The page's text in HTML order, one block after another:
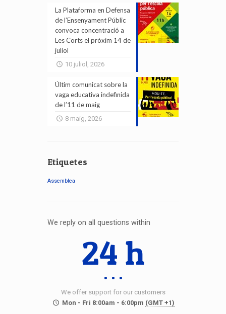
La Plataforma en Defensa
de l’Ensenyament Públic
convoca concentració a
Les Corts el pròxim 14 de
juliol
10 juliol, 2026
Últim comunicat sobre la
vaga educativa indefinida
de l’11 de maig
8 maig, 2026
Etiquetes
Assemblea
We reply on all questions within
24 h
We offer support for our customers
Mon - Fri 8:00am - 6:00pm (GMT +1)